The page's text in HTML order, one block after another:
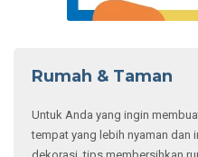
Rumah & Taman
Untuk Anda yang ingin
tempat yang lebih nyaman dan